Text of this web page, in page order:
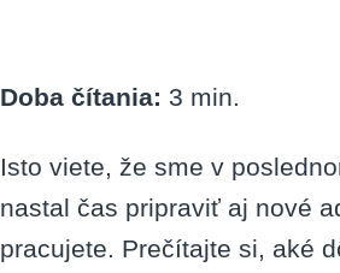
Doba čítania: 3 min.
Isto viete, že sme v
nastal čas pripraviť aj nové
pracujete. Prečítajte si, aké